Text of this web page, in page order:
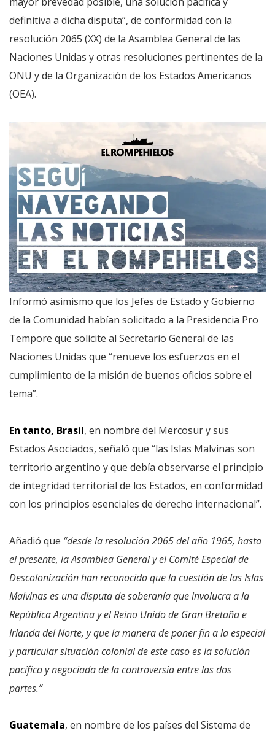
definitiva a dicha disputa”, de conformidad con la
resolución 2065 (XX) de la Asamblea General de las
Naciones Unidas y otras resoluciones pertinentes de la
ONU y de la Organización de los Estados Americanos
(OEA).
Informó asimismo que los Jefes de Estado y Gobierno
de la Comunidad habían solicitado a la Presidencia Pro
Tempore que solicite al Secretario General de las
Naciones Unidas que “renueve los esfuerzos en el
cumplimiento de la misión de buenos oficios sobre el
tema”.
En tanto, Brasil, en nombre del Mercosur y sus
Estados Asociados, señaló que “las Islas Malvinas son
territorio argentino y que debía observarse el principio
de integridad territorial de los Estados, en conformidad
con los principios esenciales de derecho internacional”.
Añadió que “desde la resolución 2065 del año 1965, hasta
el presente, la Asamblea General y el Comité Especial de
Descolonización han reconocido que la cuestión de las Islas
Malvinas es una disputa de soberanía que involucra a la
República Argentina y el Reino Unido de Gran Bretaña e
Irlanda del Norte, y que la manera de poner fin a la especial
y particular situación colonial de este caso es la solución
pacífica y negociada de la controversia entre las dos
partes.”
Guatemala, en nombre de los países del Sistema de